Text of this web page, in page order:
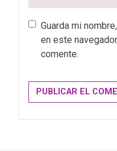
Guarda mi
en este
comente.